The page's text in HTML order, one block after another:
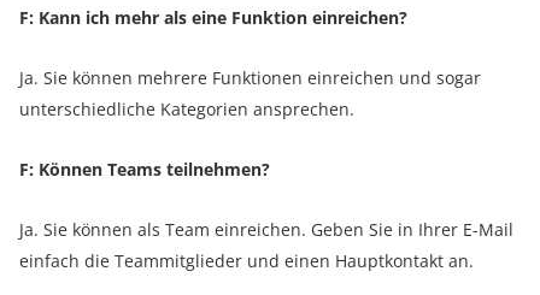
F: Kann ich mehr als eine Funktion einreichen?
Ja. Sie können mehrere Funktionen einreichen und sogar
unterschiedliche Kategorien ansprechen.
F: Können Teams teilnehmen?
Ja. Sie können als Team einreichen. Geben Sie in Ihrer E-Mail
einfach die Teammitglieder und einen Hauptkontakt an.